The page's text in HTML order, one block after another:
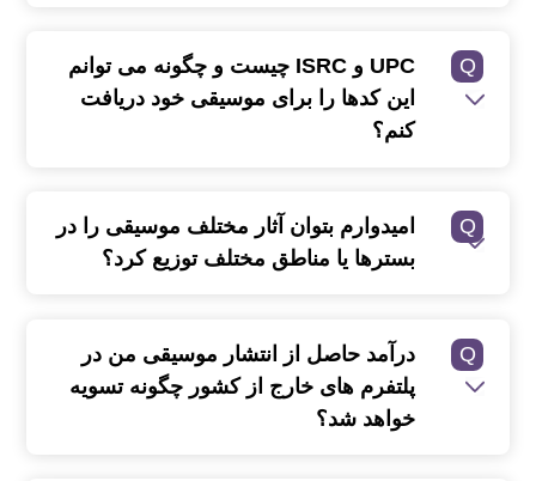
Q
UPC و ISRC چیست و چگونه می توانم
این کدها را برای موسیقی خود دریافت
کنم؟
Q
امیدوارم بتوان آثار مختلف موسیقی را در
بسترها یا مناطق مختلف توزیع کرد؟
Q
درآمد حاصل از انتشار موسیقی من در
پلتفرم های خارج از کشور چگونه تسویه
خواهد شد؟